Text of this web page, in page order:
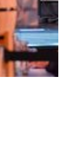
場大合跳
動、舉杯同歡。
情與歡樂的城市